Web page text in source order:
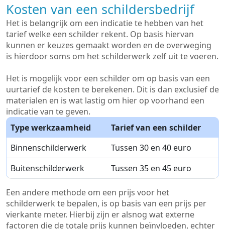
Kosten van een schildersbedrijf
Het is belangrijk om een indicatie te hebben van het
tarief welke een schilder rekent. Op basis hiervan
kunnen er keuzes gemaakt worden en de overweging
is hierdoor soms om het schilderwerk zelf uit te voeren.
Het is mogelijk voor een schilder om op basis van een
uurtarief de kosten te berekenen. Dit is dan exclusief de
materialen en is wat lastig om hier op voorhand een
indicatie van te geven.
Type werkzaamheid
Tarief van een schilder
Binnenschilderwerk
Tussen 30 en 40 euro
Buitenschilderwerk
Tussen 35 en 45 euro
Een andere methode om een prijs voor het
schilderwerk te bepalen, is op basis van een prijs per
vierkante meter. Hierbij zijn er alsnog wat externe
factoren die de totale prijs kunnen beïnvloeden, echter